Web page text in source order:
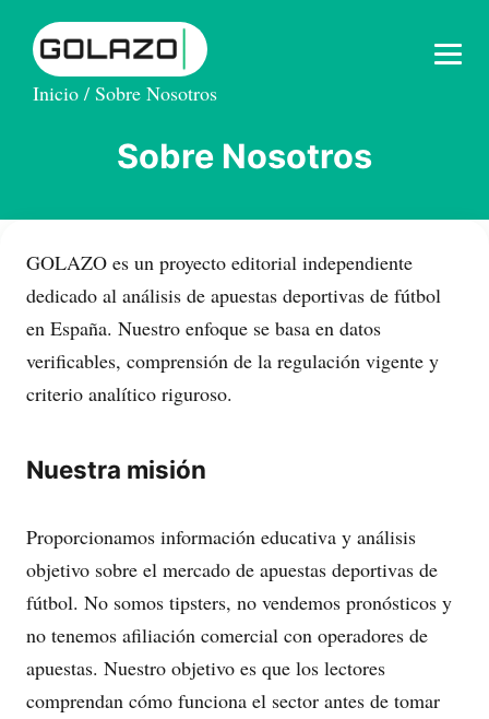
Inicio / Sobre Nosotros
Sobre Nosotros
GOLAZO es un proyecto editorial independiente
dedicado al análisis de apuestas deportivas de fútbol
en España. Nuestro enfoque se basa en datos
verificables, comprensión de la regulación vigente y
criterio analítico riguroso.
Nuestra misión
Proporcionamos información educativa y análisis
objetivo sobre el mercado de apuestas deportivas de
fútbol. No somos tipsters, no vendemos pronósticos y
no tenemos afiliación comercial con operadores de
apuestas. Nuestro objetivo es que los lectores
comprendan cómo funciona el sector antes de tomar